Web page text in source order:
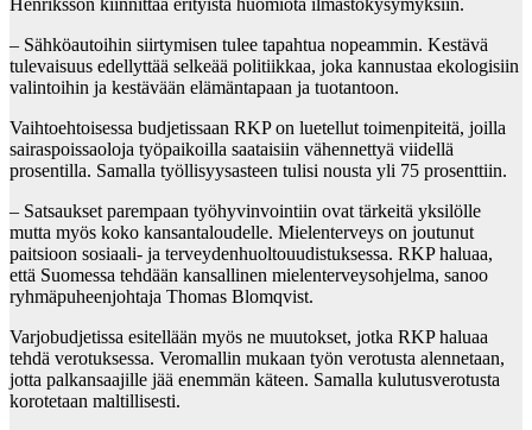
Henriksson kiinnittää erityistä huomiota ilmastokysymyksiin.
– Sähköautoihin siirtymisen tulee tapahtua nopeammin. Kestävä
tulevaisuus edellyttää selkeää politiikkaa, joka kannustaa ekologisiin
valintoihin ja kestävään elämäntapaan ja tuotantoon.
Vaihtoehtoisessa budjetissaan RKP on luetellut toimenpiteitä, joilla
sairaspoissaoloja työpaikoilla saataisiin vähennettyä viidellä
prosentilla. Samalla työllisyysasteen tulisi nousta yli 75 prosenttiin.
– Satsaukset parempaan työhyvinvointiin ovat tärkeitä yksilölle
mutta myös koko kansantaloudelle. Mielenterveys on joutunut
paitsioon sosiaali- ja terveydenhuoltouudistuksessa. RKP haluaa,
että Suomessa tehdään kansallinen mielenterveysohjelma, sanoo
ryhmäpuheenjohtaja Thomas Blomqvist.
Varjobudjetissa esitellään myös ne muutokset, jotka RKP haluaa
tehdä verotuksessa. Veromallin mukaan työn verotusta alennetaan,
jotta palkansaajille jää enemmän käteen. Samalla kulutusverotusta
korotetaan maltillisesti.